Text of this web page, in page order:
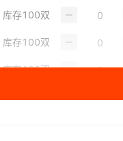
库存100双
库存100双
库存100双